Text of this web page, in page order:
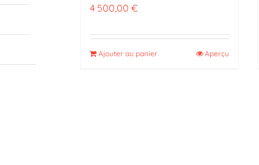
4 500,00 €
Ajouter au panier Aperçu